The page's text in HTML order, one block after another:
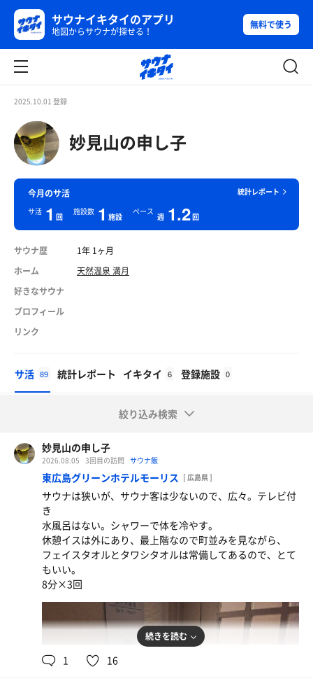
サウナイキタイのアプリ
地図からサウナが探せる！
無料で使う
2025.10.01 登録
妙見山の申し子
統計レポート
今月のサ活
サ活 1 回
施設数 1 施設
ペース
週 1.2回
サウナ歴
1年 1ヶ月
ホーム
天然温泉 満月
好きなサウナ
プロフィール
リンク
サ活 89 統計レポート イキタイ 6 登録施設 0
絞り込み検索
妙見山の申し子
2026.08.05 3回目の訪問 サウナ飯
東広島グリーンホテルモーリス [ 広島県 ]
サウナは狭いが、サウナ客は少ないので、広々。テレビ付
き
水風呂はない。シャワーで体を冷やす。
休憩イスは外にあり、最上階なので町並みを見ながら、
フェイスタオルとタワシタオルは常備してあるので、とて
もいい。
8分×3回
続きを読む
1 16